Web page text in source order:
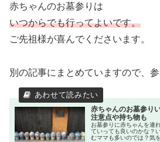
赤ちゃんのお墓参りは
いつからでも行ってよいです。
ご先祖様が喜んでくださいます。
別の記事にまとめていますので、
赤ちゃんのお墓参り
注意点や持ち物も
お墓参りに赤ちゃんを連
ていっても良いのかな？
むママも多いのでは？気